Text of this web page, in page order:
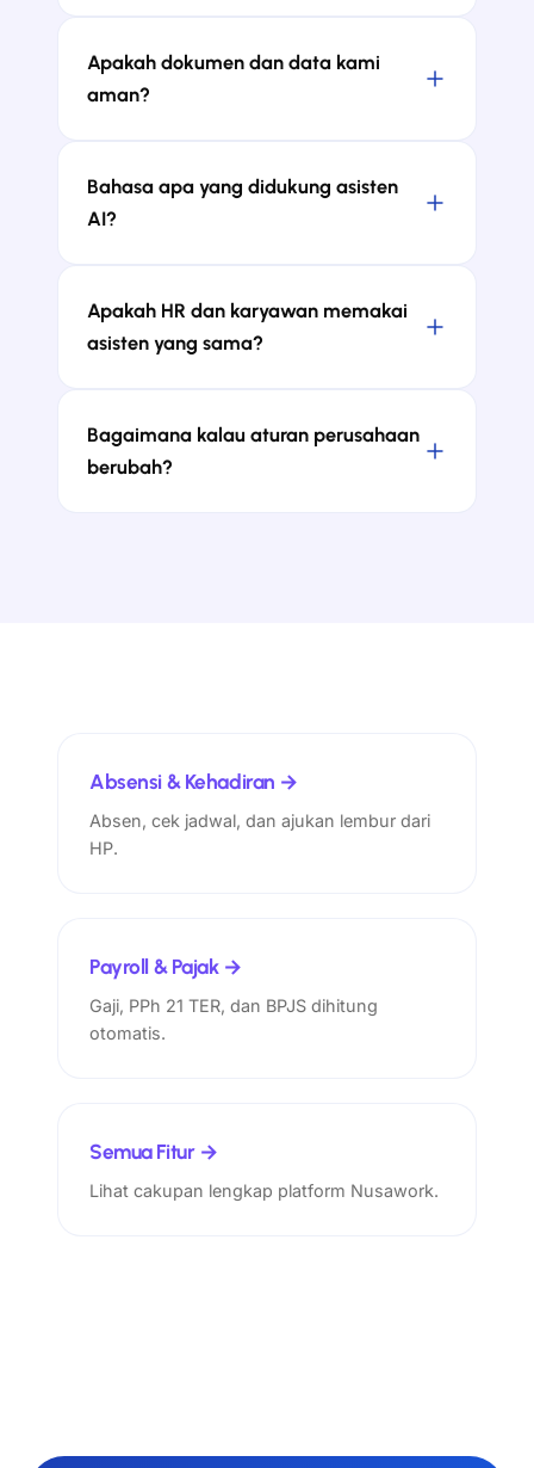
Apakah dokumen dan data kami
aman?
Bahasa apa yang didukung asisten
AI?
Apakah HR dan karyawan memakai
asisten yang sama?
Bagaimana kalau aturan perusahaan
berubah?
Absensi & Kehadiran →
Absen, cek jadwal, dan ajukan lembur dari
HP.
Payroll & Pajak →
Gaji, PPh 21 TER, dan BPJS dihitung
otomatis.
Semua Fitur →
Lihat cakupan lengkap platform Nusawork.